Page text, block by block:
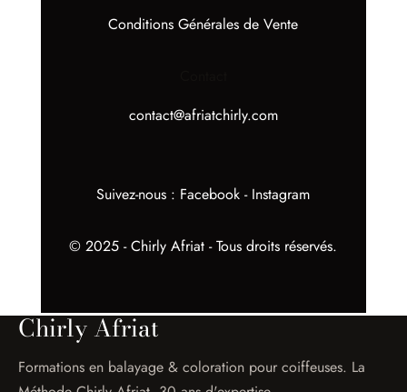
Conditions Générales de Vente
contact@afriatchirly.com
Suivez-nous : Facebook - Instagram
© 2025 - Chirly Afriat - Tous droits réservés.
Chirly Afriat
Formations en balayage & coloration pour coiffeuses. La